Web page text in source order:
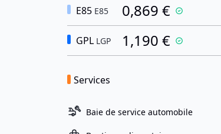
E85 E85 0,869 €
GPL LGP 1,190 €
Services
Baie de service automobile